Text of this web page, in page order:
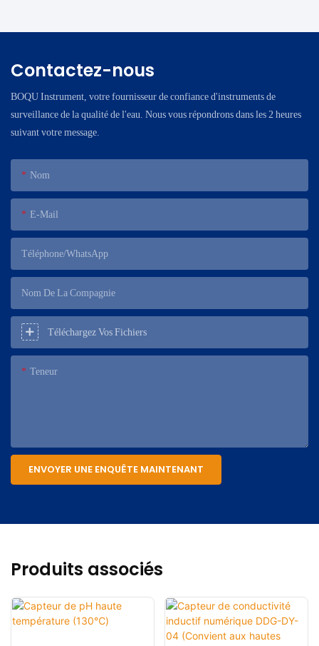
Contactez-nous
BOQU Instrument, votre fournisseur de confiance d'instruments de
surveillance de la qualité de l'eau. Nous vous répondrons dans les 2 heures
suivant votre message.
Nom
E-Mail
Téléphone/WhatsApp
Nom De La Compagnie
Téléchargez Vos Fichiers
Teneur
ENVOYER UNE ENQUÊTE MAINTENANT
Produits associés